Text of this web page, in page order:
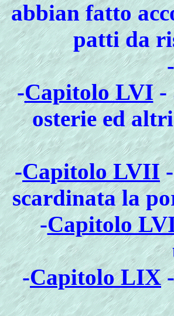
abbian fatto
patti da
-
-Capitolo LVI-
osterie ed
-Capitolo LVII-
scardinata la
-Capitolo
-Capitolo LIX-